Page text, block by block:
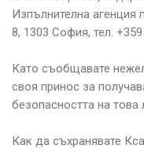
Изпълнителна агенция
8, 1303 София, тел.
Като съобщавате
своя принос за
безопасността на това
Как да съхранявате